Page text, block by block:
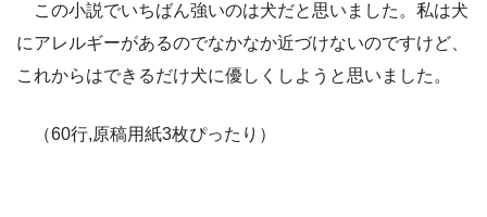
この小説でいちばん強いのは犬だと思いました。私は犬
にアレルギーがあるのでなかなか近づけないのですけど、
これからはできるだけ犬に優しくしようと思いました。
（60行,原稿用紙3枚ぴったり）